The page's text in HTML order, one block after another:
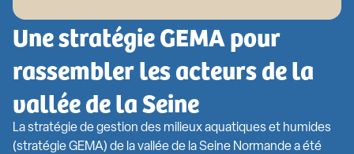
Une stratégie GEMA pour
rassembler les acteurs de la
vallée de la Seine
La stratégie de gestion des milieux aquatiques et humides
(stratégie GEMA) de la vallée de la Seine Normande a été